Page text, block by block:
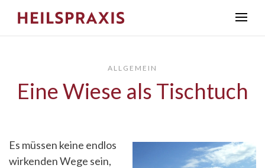
ALLGEMEIN
Eine Wiese als Tischtuch
Es müssen keine endlos
wirkenden Wege sein,